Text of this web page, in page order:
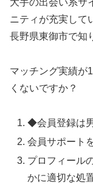
大手の出会い系サ
ニティが充実して
長野県東御市で知
マッチング実績が
くないですか？
◆会員登録は
会員サポート
プロフィール
かに適切な処